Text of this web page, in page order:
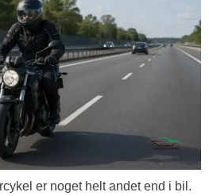
er noget helt andet end i bil.